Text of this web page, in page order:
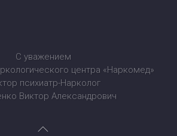
С уважением
центра «Наркомед»
психиатр-Нарколог
Виктор Александрович